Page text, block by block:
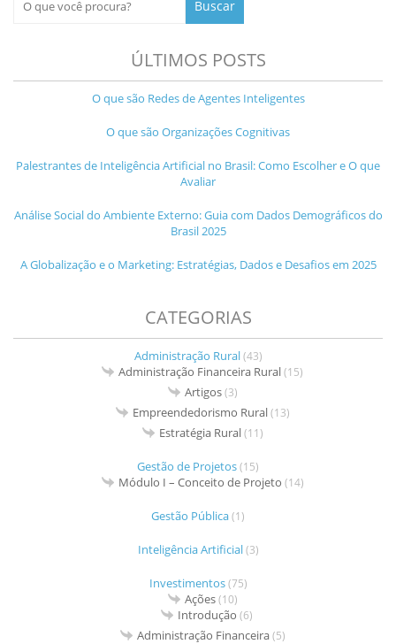
ÚLTIMOS POSTS
O que são Redes de Agentes Inteligentes
O que são Organizações Cognitivas
Palestrantes de Inteligência Artificial no Brasil: Como Escolher e O que
Avaliar
Análise Social do Ambiente Externo: Guia com Dados Demográficos do
Brasil 2025
A Globalização e o Marketing: Estratégias, Dados e Desafios em 2025
CATEGORIAS
Administração Rural(43)
Administração Financeira Rural(15)
Artigos(3)
Empreendedorismo Rural(13)
Estratégia Rural(11)
Gestão de Projetos(15)
Módulo I – Conceito de Projeto (14)
Gestão Pública(1)
Inteligência Artificial(3)
Investimentos(75)
Ações(10)
Introdução (6)
Administração Financeira(5)